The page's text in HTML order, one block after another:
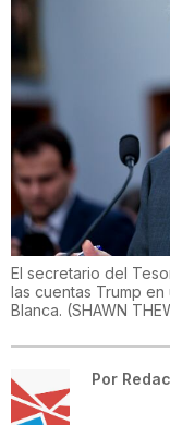
El secretario del
las cuentas Trump
Blanca. (SHAWN
Por